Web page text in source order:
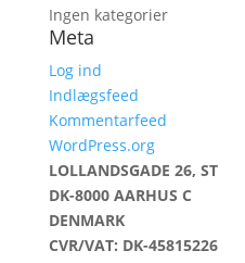
Ingen kategorier
Meta
Log ind
Indlægsfeed
Kommentarfeed
WordPress.org
LOLLANDSGADE 26, ST
DK-8000 AARHUS C
DENMARK
CVR/VAT: DK-45815226